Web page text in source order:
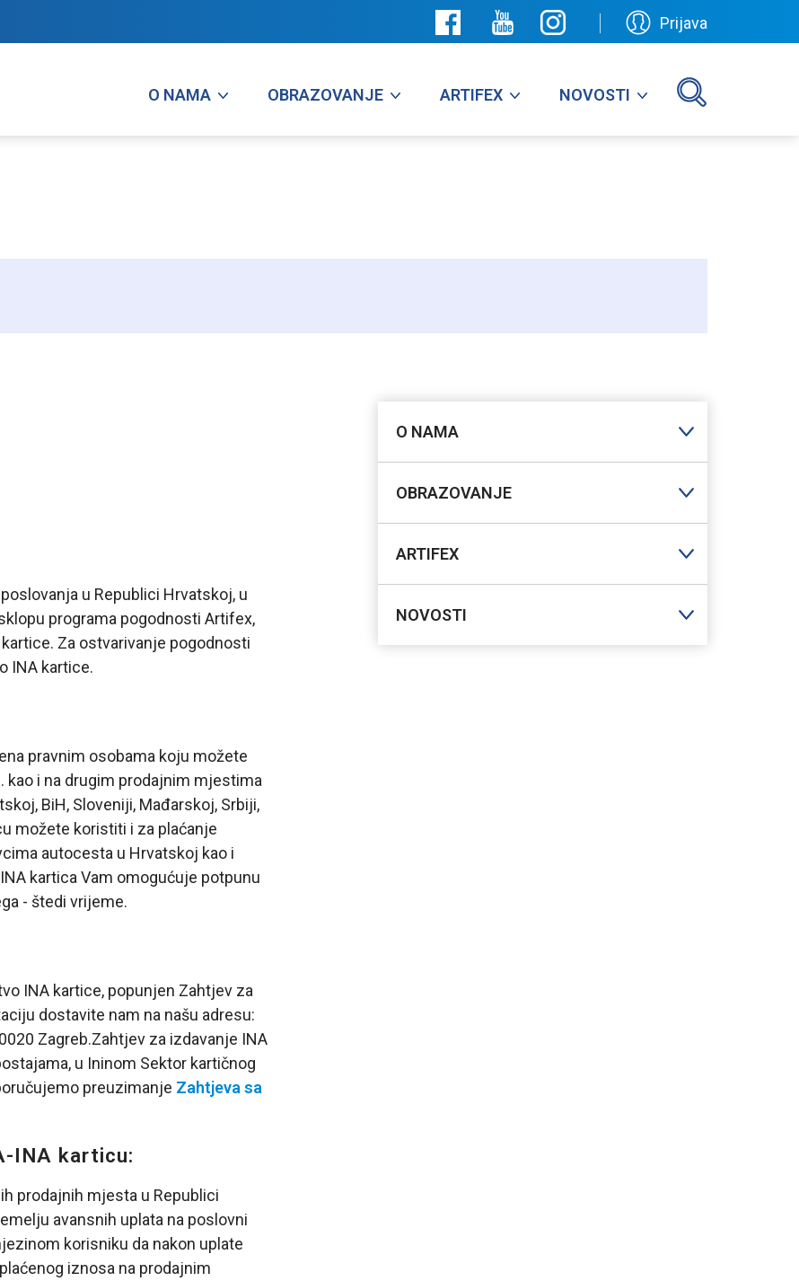
Prijava
O NAMA OBRAZOVANJE ARTIFEX NOVOSTI
u Republici Hrvatskoj, u
programa pogodnosti Artifex,
Za ostvarivanje pogodnosti
INA kartice.
pravnim osobama koju možete
i na drugim prodajnim mjestima
BiH, Sloveniji, Mađarskoj, Srbiji,
možete koristiti i za plaćanje
autocesta u Hrvatskoj kao i
kartica Vam omogućuje potpunu
- štedi vrijeme.
INA kartice, popunjen Zahtjev za
dostavite nam na našu adresu:
Zagreb.Zahtjev za izdavanje INA
u Ininom Sektor kartičnog
preuzimanje Zahtjeva sa
INA karticu:
prodajnih mjesta u Republici
avansnih uplata na poslovni
korisniku da nakon uplate
iznosa na prodajnim
O NAMA
OBRAZOVANJE
ARTIFEX
NOVOSTI